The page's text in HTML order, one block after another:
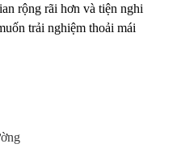
rộng rãi hơn và tiện nghi
trải nghiệm thoải mái